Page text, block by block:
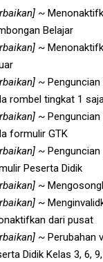
~
Belajar
~
~ Penguncian
rombel tingkat 1
~ Penguncian
formulir GTK
~
Peserta Didik
~
~
dari pusat
~ Perubahan
Didik Kelas 3, 6,